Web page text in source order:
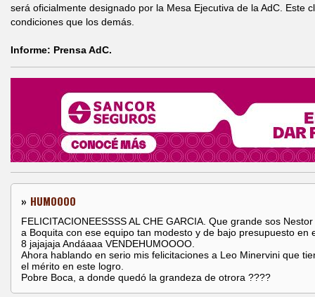
será oficialmente designado por la Mesa Ejecutiva de la AdC. Este
condiciones que los demás.
Informe: Prensa AdC.
» HUMOOOO
FELICITACIONEESSSS AL CHE GARCIA. Que grande sos
a Boquita con ese equipo tan modesto y de bajo presupuesto en
8 jajajaja Andáaaa VENDEHUMOOOO.
Ahora hablando en serio mis felicitaciones a Leo Minervini que
el mérito en este logro.
Pobre Boca, a donde quedó la grandeza de otrora ????